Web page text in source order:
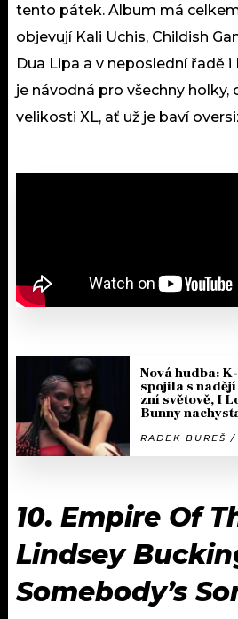
tento pátek. Album má
objevují Kali Uchis, Childish
Dua Lipa a v neposlední řadě i
je návodná pro všechny holky,
velikosti XL, ať už je baví
Nová hudba:
spojila s
zní světově, I
Bunny
RADEK BUREŠ
10. Empire Of
Lindsey
Somebody’s